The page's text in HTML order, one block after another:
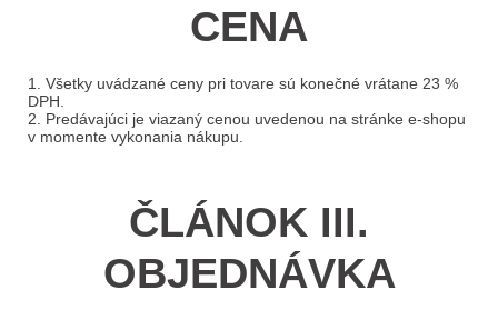
CENA
1. Všetky uvádzané ceny pri tovare sú konečné vrátane 23 %
DPH.
2. Predávajúci je viazaný cenou uvedenou na stránke e-shopu
v momente vykonania nákupu.
ČLÁNOK III.
OBJEDNÁVKA